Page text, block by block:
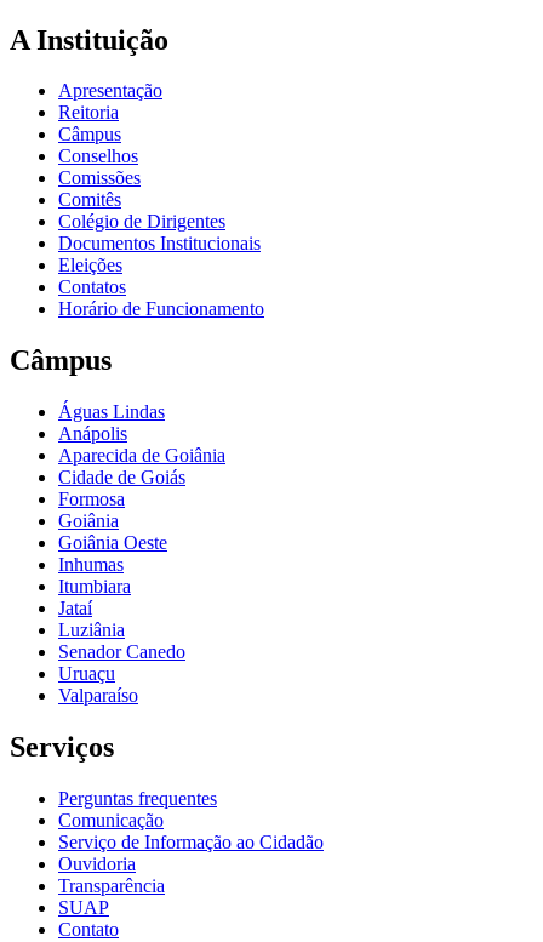
A Instituição
Apresentação
Reitoria
Câmpus
Conselhos
Comissões
Comitês
Colégio de Dirigentes
Documentos Institucionais
Eleições
Contatos
Horário de Funcionamento
Câmpus
Águas Lindas
Anápolis
Aparecida de Goiânia
Cidade de Goiás
Formosa
Goiânia
Goiânia Oeste
Inhumas
Itumbiara
Jataí
Luziânia
Senador Canedo
Uruaçu
Valparaíso
Serviços
Perguntas frequentes
Comunicação
Serviço de Informação ao Cidadão
Ouvidoria
Transparência
SUAP
Contato